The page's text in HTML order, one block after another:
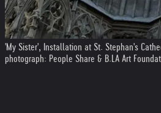
'My Sister', Installation at St. Stephan's
photograph: People Share & B.LA Art